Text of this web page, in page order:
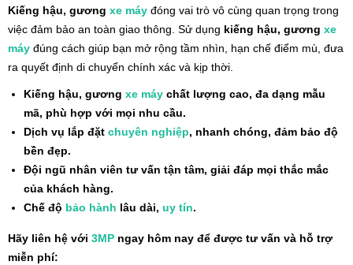
Kiếng hậu, gương xe máy đóng vai trò vô cùng quan trọng trong
việc đảm bảo an toàn giao thông. Sử dụng kiếng hậu, gương xe
máy đúng cách giúp bạn mở rộng tầm nhìn, hạn chế điểm mù, đưa
ra quyết định di chuyển chính xác và kịp thời.
Kiếng hậu, gương xe máy chất lượng cao, đa dạng mẫu
mã, phù hợp với mọi nhu cầu.
Dịch vụ lắp đặt chuyên nghiệp, nhanh chóng, đảm bảo độ
bền đẹp.
Đội ngũ nhân viên tư vấn tận tâm, giải đáp mọi thắc mắc
của khách hàng.
Chế độ bảo hành lâu dài, uy tín.
Hãy liên hệ với 3MP ngay hôm nay để được tư vấn và hỗ trợ
miễn phí: